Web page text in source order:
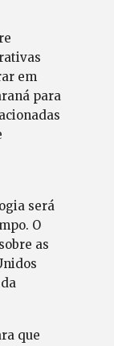
em
para
será
O
as
que